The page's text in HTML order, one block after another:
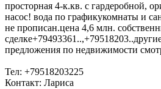
просторная 4-к.кв. с гардеробной,
насос! вода по графикукомнаты и
не прописан.цена 4,6 млн.
предложения по недвижимости
Тел: +79518203225
Контакт: Лариса